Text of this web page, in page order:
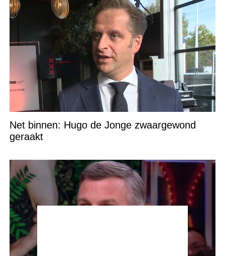
Net binnen: Hugo de Jonge zwaargewond
geraakt